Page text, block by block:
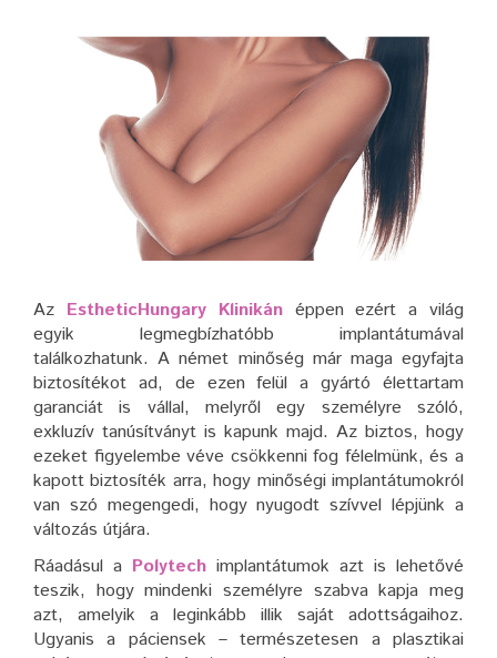
Az EstheticHungary Klinikánéppen ezért a világ
egyik legmegbízhatóbb implantátumával
találkozhatunk. A német minőség már maga egyfajta
biztosítékot ad, de ezen felül a gyártó élettartam
garanciát is vállal, melyről egy személyre szóló,
exkluzív tanúsítványt is kapunk majd. Az biztos, hogy
ezeket figyelembe véve csökkenni fog félelmünk, és a
kapott biztosíték arra, hogy minőségi implantátumokról
van szó megengedi, hogy nyugodt szívvel lépjünk a
változás útjára.
Ráadásul a Polytech implantátumok azt is lehetővé
teszik, hogy mindenki személyre szabva kapja meg
azt, amelyik a leginkább illik saját adottságaihoz.
Ugyanis a páciensek – természetesen a plasztikai